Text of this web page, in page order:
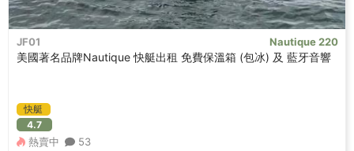
JF01 Nautique 220
美國著名品牌Nautique 快艇出租 免費保溫箱 (包冰) 及 藍牙音響
快艇
4.7
熱賣中 53